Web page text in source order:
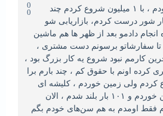
0
0
منم مثل شما بیکار بودم ، با ۱ میلیون شروع کردم‌ چند‌
شور درست کردم، بازاریابی شو
انجام دادمو بعد از ظهر ها هم‌ ماشین
تا سفارشاتو برسونم دست مشتری ،
کارمم نبود شروع یه کار بزرگ بود ،
کرده اونم با حقوق کم ، چند بارم برا
ولی زمین خوردم ، کلیشه ای
هست ولی ۱۰۰ بار زمین خوردم‌ و ۱۰۱ بار بلند شدم ، الان
فقط اومدم به هم سن‌های خودم بگم